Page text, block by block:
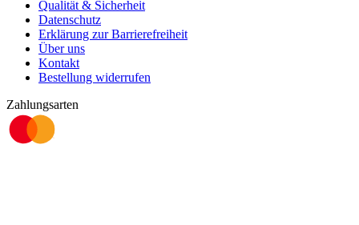
Qualität & Sicherheit
Datenschutz
Erklärung zur Barrierefreiheit
Über uns
Kontakt
Bestellung widerrufen
Zahlungsarten